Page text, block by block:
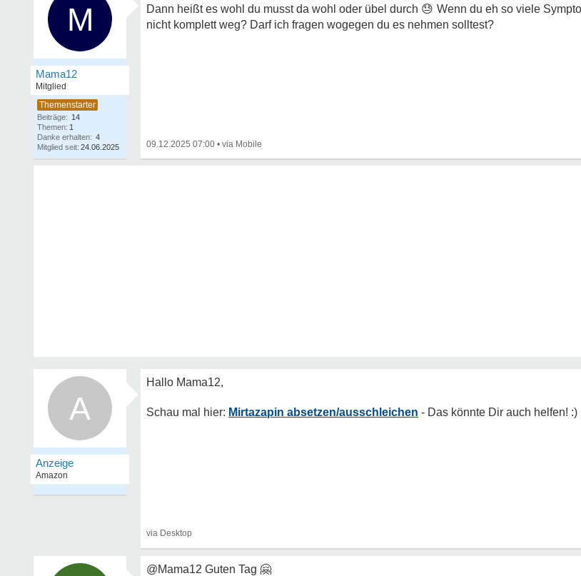
M
Mama12
Mitglied
Beiträge: 14
Themen: 1
Danke erhalten: 4
Mitglied seit: 24.06.2025
Dann heißt es wohl du musst da wohl oder übel durch 😓 Wenn du eh so viele
nicht komplett weg? Darf ich fragen wogegen du es nehmen solltest?
09.12.2025 07:00 •
A Mirtazapin absetzen/ausschleichen
@Mama12 Guten Tag 🤗